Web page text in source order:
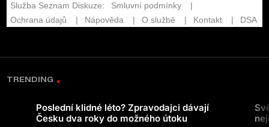
TRENDING
Poslední klidné léto? Zpravodajci dávají
Česku dva roky do možného útoku